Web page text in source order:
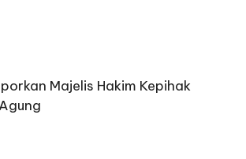
Majelis Hakim Kepihak